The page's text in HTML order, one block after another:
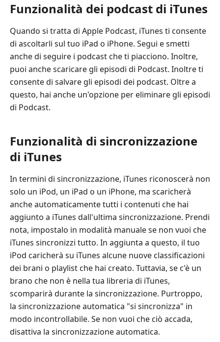
Funzionalità dei podcast di iTunes
Quando si tratta di Apple Podcast, iTunes ti consente
di ascoltarli sul tuo iPad o iPhone. Segui e smetti
anche di seguire i podcast che ti piacciono. Inoltre,
puoi anche scaricare gli episodi di Podcast. Inoltre ti
consente di salvare gli episodi dei podcast. Oltre a
questo, hai anche un'opzione per eliminare gli episodi
di Podcast.
Funzionalità di sincronizzazione
di iTunes
In termini di sincronizzazione, iTunes riconoscerà non
solo un iPod, un iPad o un iPhone, ma scaricherà
anche automaticamente tutti i contenuti che hai
aggiunto a iTunes dall'ultima sincronizzazione. Prendi
nota, impostalo in modalità manuale se non vuoi che
iTunes sincronizzi tutto. In aggiunta a questo, il tuo
iPod caricherà su iTunes alcune nuove classificazioni
dei brani o playlist che hai creato. Tuttavia, se c'è un
brano che non è nella tua libreria di iTunes,
scomparirà durante la sincronizzazione. Purtroppo,
la sincronizzazione automatica "si sincronizza" in
modo incontrollabile. Se non vuoi che ciò accada,
disattiva la sincronizzazione automatica.